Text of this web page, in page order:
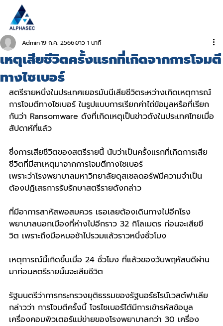
เหตุเสียชีวิตครั้งแรกที่เกิดจากการโจมตี
ทางไซเบอร์
Admin19 ก.ค. 2566ยาว 1 นาที
สตรีรายหนึ่งในประเทศเยอรมันนีเสียชีวิตระหว่างเกิดเหตุการณ์
การโจมตีทางไซเบอร์ ในรูปแบบการเรียกค่าไถ่ข้อมูลหรือที่เรียก
กันว่า Ransomware ดังที่เกิดเหตุเป็นข่าวดังในประเทศไทยเมื่อ
สัปดาห์ที่แล้ว
ซึ่งการเสียชีวิตของสตรีรายนี้ นับว่าเป็นครั้งแรกที่เกิดการเสีย
ชีวิตที่มีสาเหตุมาจากการโจมตีทางไซเบอร์
เพราะว่าโรงพยาบาลมหาวิทยาลัยดุสเซลดอร์ฟมีความจำเป็น
ต้องปฏิเสธการรับรักษาสตรีรายดังกล่าว
ที่มีอาการสาหัสพอสมควร เธอเลยต้องเดินทางไปอีกโรง
พยาบาลนอกเมืองที่ห่างไปอีกราว 32 กิโลเมตร ก่อนจะเสียขี
วิต เพราะถึงมือหมอช้าไปรวมแล้วราวหนึ่งชั่วโมง
เหตุการณ์นี้เกิดขึ้นเมื่อ 24 ชั่วโมง ที่แล้วของวันพฤหัสบดีผ่าน
มาก่อนสตรีรายนั้นจะเสียชีวิต
รัฐมนตรีว่าการกระทรวงยุติธรรมของรัฐนอร์ธไรน์เวสต์ฟาเลีย
กล่าวว่า การโจมตีครั้งนี้ โจรไซเบอร์ได้มีการเข้ารหัสข้อมูล
เครื่องคอมพิวเตอร์แม่ข่ายของโรงพยาบาลกว่า 30 เครื่อง